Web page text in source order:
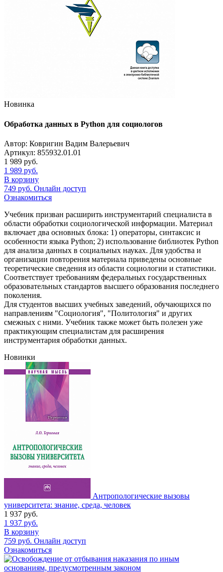
Новинка
Обработка данных в Python для социологов
Автор: Ковригин Вадим Валерьевич
Артикул: 855932.01.01
1 989 руб.
1 989 руб.
В корзину
749 руб. Онлайн доступ
Ознакомиться
Учебник призван расширить инструментарий специалиста в
области обработки социологической информации. Материал
включает два основных блока: 1) операторы, синтаксис и
особенности языка Python; 2) использование библиотек Python
для анализа данных в социальных науках. Для удобства и
организации повторения материала приведены основные
теоретические сведения из области социологии и статистики.
Соответствует требованиям федеральных государственных
образовательных стандартов высшего образования последнего
поколения.
Для студентов высших учебных заведений, обучающихся по
направлениям "Социология", "Политология" и других
смежных с ними. Учебник также может быть полезен уже
практикующим специалистам для расширения
инструментария обработки данных.
Новинки
Антропологические вызовы
университета: знание, среда, человек
1 937 руб.
1 937 руб.
В корзину
759 руб. Онлайн доступ
Ознакомиться